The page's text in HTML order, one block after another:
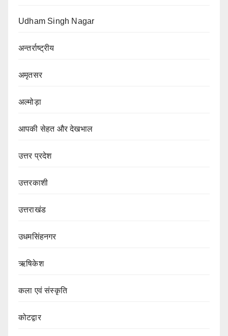
Udham Singh Nagar
अन्तर्राष्ट्रीय
अमृतसर
अल्मोड़ा
आपकी सेहत और देखभाल
उत्तर प्रदेश
उत्तरकाशी
उत्तराखंड
उधमसिंहनगर
ऋषिकेश
कला एवं संस्कृति
कोटद्वार